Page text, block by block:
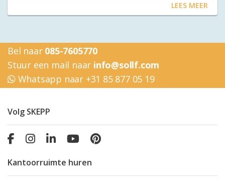
LEES MEER
Bel naar 085-7605770
Stuur een mail naar info@sollf.com
Whatsapp naar +31 85 877 05 19
Volg SKEPP
Kantoorruimte huren